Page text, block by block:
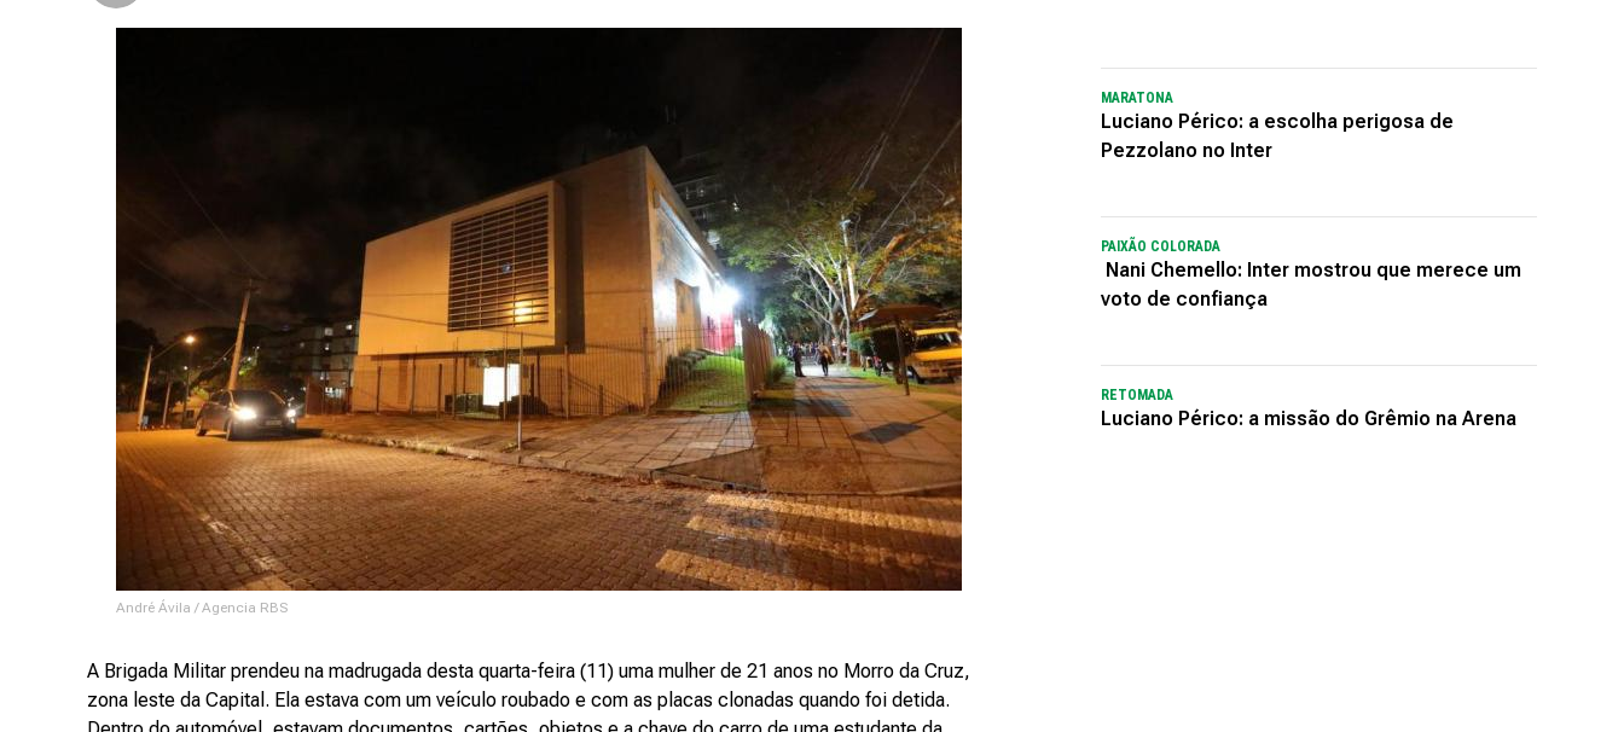
André Ávila / Agencia RBS
A Brigada Militar prendeu na madrugada desta quarta-feira (11) uma mulher de 21 anos no Morro da Cruz,
zona leste da Capital. Ela estava com um veículo roubado e com as placas clonadas quando foi detida.
MARATONA
Luciano Périco: a escolha perigosa de
Pezzolano no Inter
PAIXÃO COLORADA
Nani Chemello: Inter mostrou que merece um
voto de confiança
RETOMADA
Luciano Périco: a missão do Grêmio na Arena